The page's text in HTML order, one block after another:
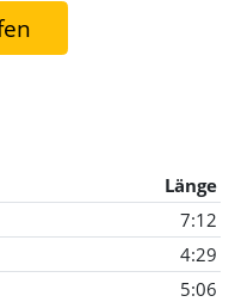
Länge
7:12
4:29
5:06